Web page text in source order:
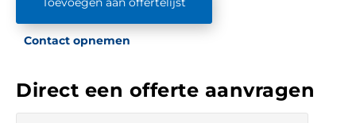
Contact opnemen
Direct een offerte aanvragen